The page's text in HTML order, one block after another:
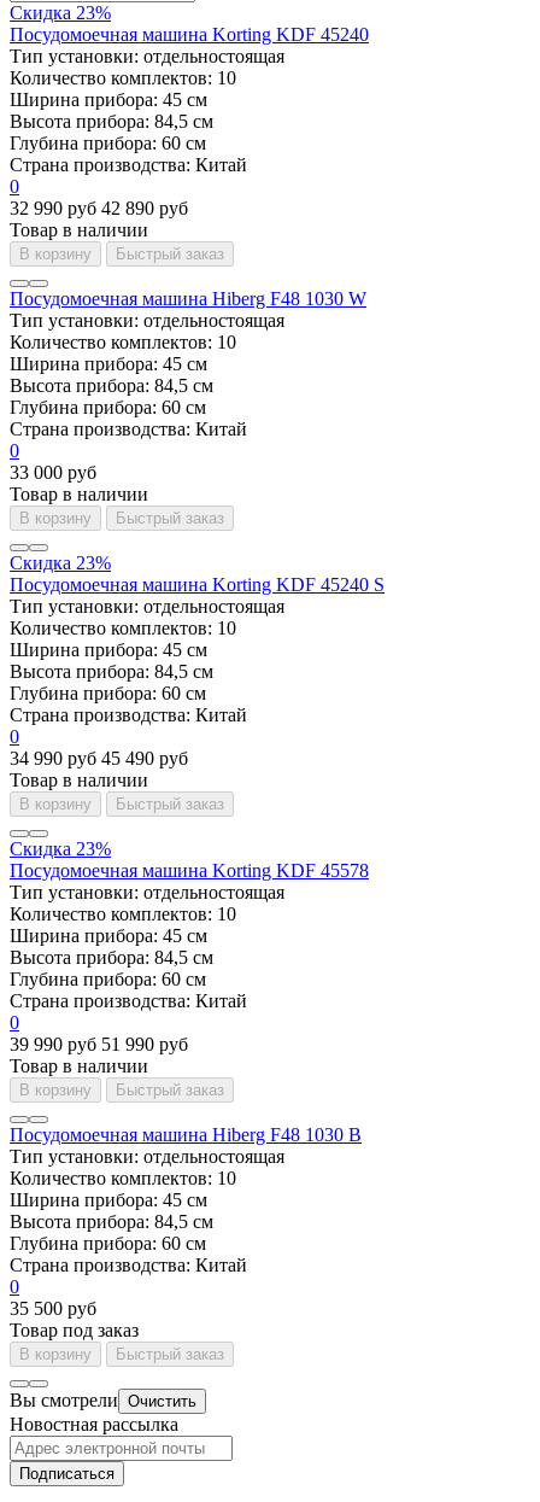
Скидка 23%
Посудомоечная машина Korting KDF 45240
Тип установки: отдельностоящая
Количество комплектов: 10
Ширина прибора: 45 см
Высота прибора: 84,5 см
Глубина прибора: 60 см
Страна производства: Китай
0
32 990 руб 42 890 руб
Товар в наличии
В корзину Быстрый заказ
Посудомоечная машина Hiberg F48 1030 W
Тип установки: отдельностоящая
Количество комплектов: 10
Ширина прибора: 45 см
Высота прибора: 84,5 см
Глубина прибора: 60 см
Страна производства: Китай
0
33 000 руб
Товар в наличии
В корзину Быстрый заказ
Скидка 23%
Посудомоечная машина Korting KDF 45240 S
Тип установки: отдельностоящая
Количество комплектов: 10
Ширина прибора: 45 см
Высота прибора: 84,5 см
Глубина прибора: 60 см
Страна производства: Китай
0
34 990 руб 45 490 руб
Товар в наличии
В корзину Быстрый заказ
Скидка 23%
Посудомоечная машина Korting KDF 45578
Тип установки: отдельностоящая
Количество комплектов: 10
Ширина прибора: 45 см
Высота прибора: 84,5 см
Глубина прибора: 60 см
Страна производства: Китай
0
39 990 руб 51 990 руб
Товар в наличии
В корзину Быстрый заказ
Посудомоечная машина Hiberg F48 1030 B
Тип установки: отдельностоящая
Количество комплектов: 10
Ширина прибора: 45 см
Высота прибора: 84,5 см
Глубина прибора: 60 см
Страна производства: Китай
0
35 500 руб
Товар под заказ
В корзину Быстрый заказ
Вы смотрели Очистить
Новостная рассылка
Подписаться